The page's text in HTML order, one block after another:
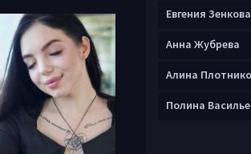
Евгения Зенкова
Анна Жубрева
Алина
Полина